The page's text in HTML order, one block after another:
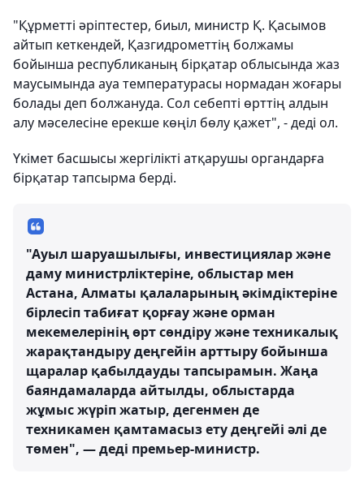
"Құрметті әріптестер, биыл, министр Қ. Қасымов
айтып кеткендей, Қазгидрометтің болжамы
бойынша республиканың бірқатар облысында жаз
маусымында ауа температурасы нормадан жоғары
болады деп болжануда. Сол себепті өрттің алдын
алу мәселесіне ерекше көңіл бөлу қажет", - деді ол.
Үкімет басшысы жергілікті атқарушы органдарға
бірқатар тапсырма берді.
"Ауыл шаруашылығы, инвестициялар және
даму министрліктеріне, облыстар мен
Астана, Алматы қалаларының әкімдіктеріне
бірлесіп табиғат қорғау және орман
мекемелерінің өрт сөндіру және техникалық
жарақтандыру деңгейін арттыру бойынша
щаралар қабылдауды тапсырамын. Жаңа
баяндамаларда айтылды, облыстарда
жұмыс жүріп жатыр, дегенмен де
техникамен қамтамасыз ету деңгейі әлі де
төмен", — деді премьер-министр.